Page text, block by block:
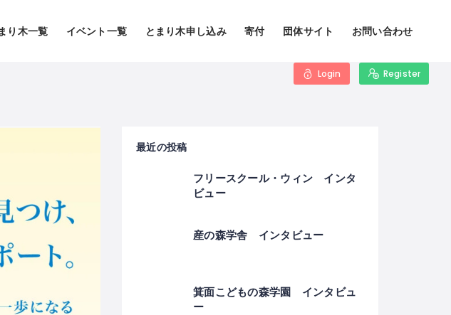
り木一覧 イベント一覧 とまり木申し込み 寄付 団体サイト お問い合わせ
Login Register
最近の投稿
フリースクール・ウィン インタ
ビュー
産の森学舎 インタビュー
箕面こどもの森学園 インタビュ
ー